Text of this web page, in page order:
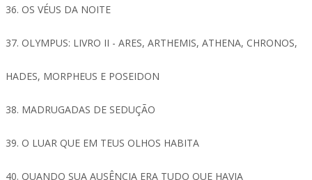
36. OS VÉUS DA NOITE
37. OLYMPUS: LIVRO II - ARES, ARTHEMIS, ATHENA, CHRONOS,
HADES, MORPHEUS E POSEIDON
38. MADRUGADAS DE SEDUÇÃO
39. O LUAR QUE EM TEUS OLHOS HABITA
40. QUANDO SUA AUSÊNCIA ERA TUDO QUE HAVIA